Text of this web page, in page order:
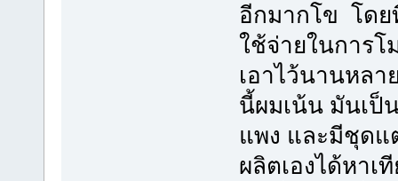
อีกมากโข โดย
ใช้จ่ายในการ
เอาไว้นานหล
นี้ผมเน้น มันเป็
แพง และมีชุดแ
ผลิตเองได้หาเ